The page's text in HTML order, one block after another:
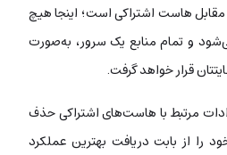
هاست اشتراکی است؛ اینجا هیچ
و تمام منابع یک سرور، به‌صورت
قرار خواهد گرفت.
مرتبط با هاست‌های اشتراکی حذف
را از بابت دریافت بهترین عملکرد